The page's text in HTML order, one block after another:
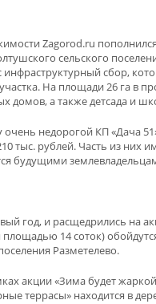
Zagorod.ru
сельского
сбор,
На площади 26 га в
домов, а также детсада и
недорогой КП «Дача
тыс. рублей. Часть из
будущими
год, и расщедрились на
14 соток)
Разметелево.
акции «Зима будет
террасы» находится в